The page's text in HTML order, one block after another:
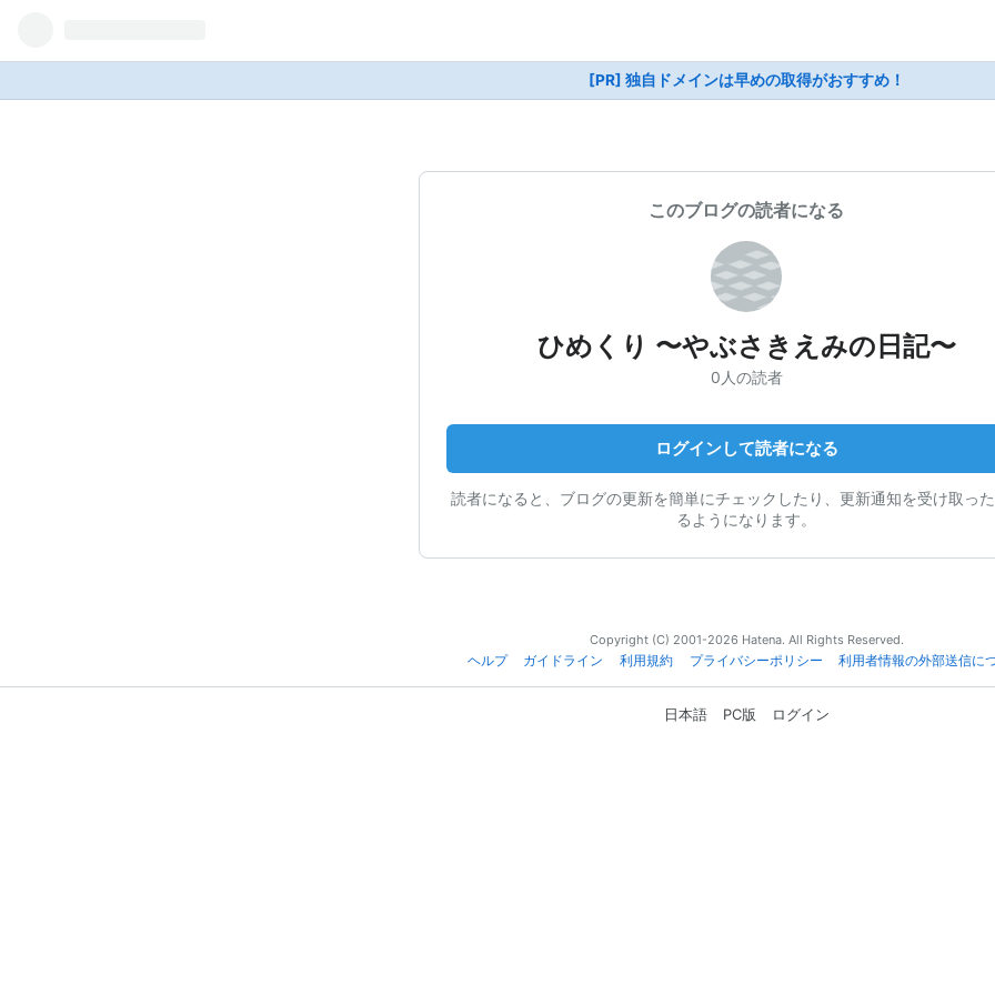
[PR] 独自ドメインは早めの取得がおすすめ！
このブログの読者になる
ひめくり 〜やぶさきえみの日記〜
0人の読者
ログインして読者になる
読者になると、ブログの更新を簡単にチェックしたり、更新通知を受け取っ
るようになります。
Copyright (C) 2001-2026 Hatena. All Rights Reserved.
ヘルプ
ガイドライン 利用規約 プライバシーポリシー 利用者情報の外部送信に
日本語 PC版 ログイン